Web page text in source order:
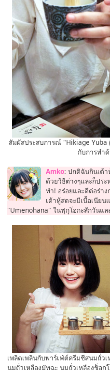
สัมผัสประสบการณ์ "Hikiage
กับการทำ
Amko: ปกติฉันกินเต้
ด้วยวิธีต่างๆและก็ปร
ทำ! อร่อยและดีต่อร่าง
เต้าหู้สดจะมีเนื้อเนีย
"Umenohana" ในฟุกุโอกะสักวันแ
เพลิดเพลินกับพาร์เฟ่ต์ครีมชีสนมถั่ว
นมถั่วเหลืองมัทฉะ นมถั่วเหลืองช็อก